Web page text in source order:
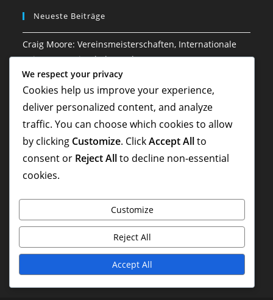
Neueste Beiträge
Craig Moore: Vereinsmeisterschaften, Internationale
Beiträge, Karrierehöhepunkte
Tom Rogic: Vereinserfolge, Internationale Tore,
Karrierehöhepunkte
Jason Culina: Klub-Erfolge, Internationale Spiele,
Karriere-Highlights
Sam Kerr: Einfluss auf die Frauen-Nationalmannschaft,
Internationale Tore, Vermächtnis
Sam Kerr: Torrekorde, Vereinserfolge,
We respect your privacy
Cookies help us improve your experience,
deliver personalized content, and analyze
traffic. You can choose which cookies to allow
by clicking Customize. ClickAccept Allto
consent or Reject Allto decline non-essential
cookies.
Customize
Reject All
Accept All